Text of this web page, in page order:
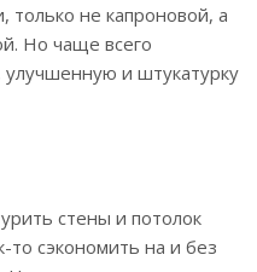
только не капроновой, а
Но чаще всего
улучшенную и штукатурку
стены и потолок
то сэкономить на и без